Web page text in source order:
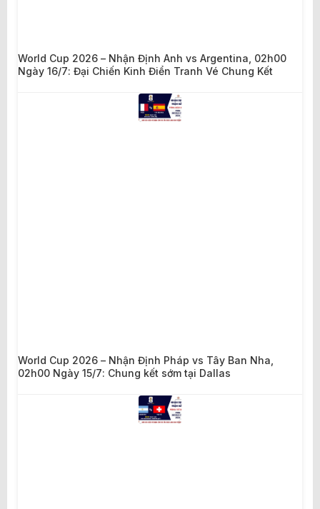
World Cup 2026 – Nhận Định Anh vs Argentina, 02h00
Ngày 16/7: Đại Chiến Kinh Điển Tranh Vé Chung Kết
World Cup 2026 – Nhận Định Pháp vs Tây Ban Nha,
02h00 Ngày 15/7: Chung kết sớm tại Dallas